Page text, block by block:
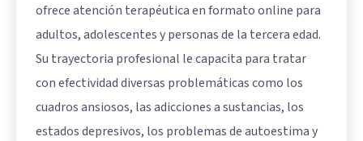
ofrece atención terapéutica en formato online para
adultos, adolescentes y personas de la tercera edad.
Su trayectoria profesional le capacita para tratar
con efectividad diversas problemáticas como los
cuadros ansiosos, las adicciones a sustancias, los
estados depresivos, los problemas de autoestima y